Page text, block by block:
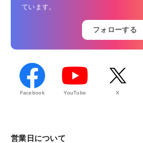
ています。
フォローする
Facebook YouTube X
営業日について